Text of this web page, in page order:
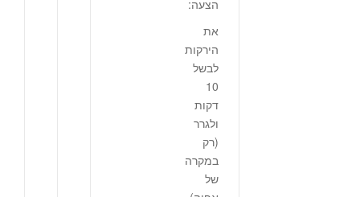
הצעה:
את
הירקות
לבשל
10
דקות
ולגרר
(רק
במקרה
של